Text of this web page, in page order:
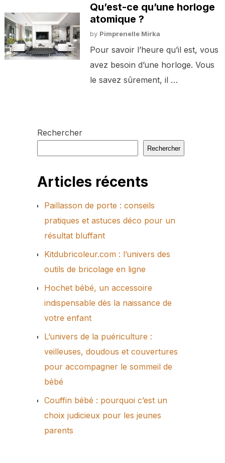
Qu’est-ce qu’une horloge
atomique ?
by Pimprenelle Mirka
Pour savoir l’heure qu’il est, vous
avez besoin d’une horloge. Vous
le savez sûrement, il …
Rechercher
Rechercher
Articles récents
Paillasson de porte : conseils
pratiques et astuces déco pour un
résultat bluffant
Kitdubricoleur.com : l’univers des
outils de bricolage en ligne
Hochet bébé, un accessoire
indispensable dès la naissance de
votre enfant
L’univers de la puériculture :
veilleuses, doudous et couvertures
pour accompagner le sommeil de
bébé
Couffin bébé : pourquoi c’est un
choix judicieux pour les jeunes
parents